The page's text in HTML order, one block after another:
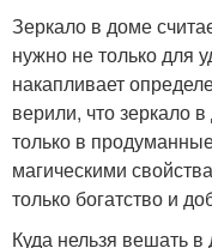
Зеркало в доме
нужно не только для
накапливает
верили, что зеркало
только в
магическими
только богатство и
Куда нельзя вешать